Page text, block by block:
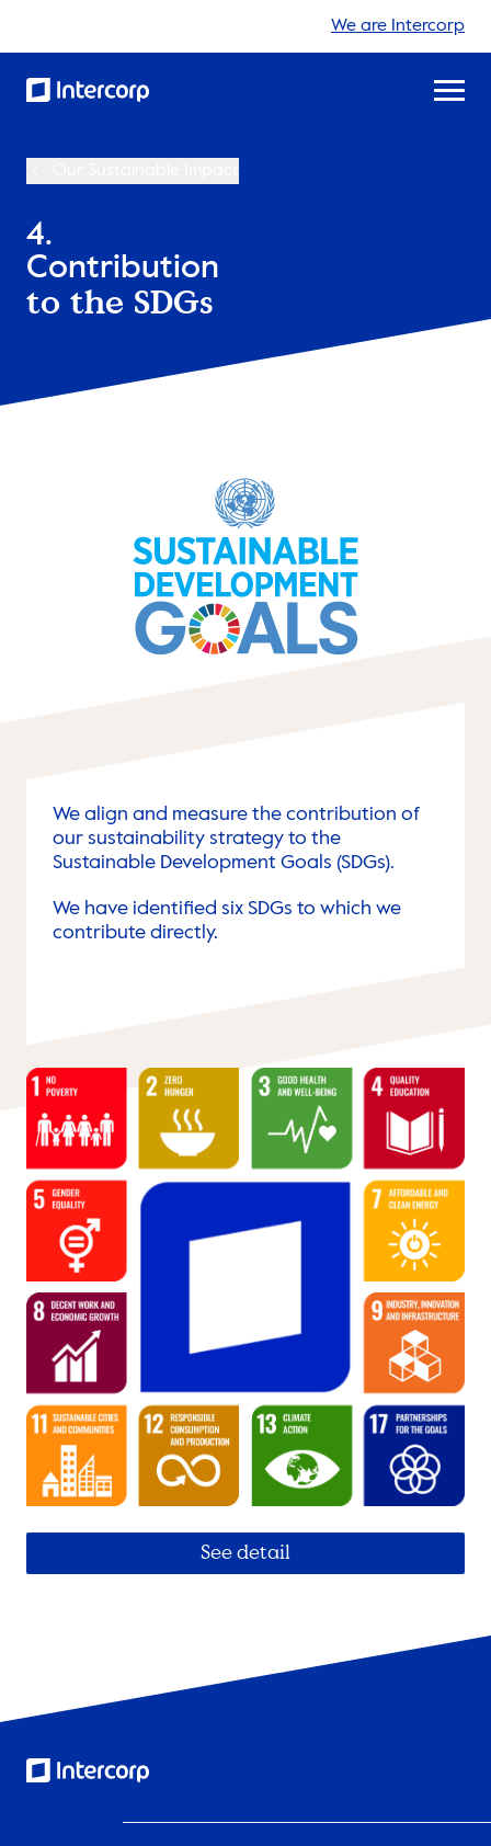
We are Intercorp
4.
Contribution
to the SDGs
We align and measure the contribution of
our sustainability strategy to the
Sustainable Development Goals (SDGs).
We have identified six SDGs to which we
contribute directly.
See detail